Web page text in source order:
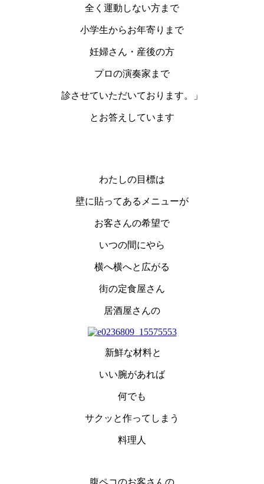
全く運動しない方まで
小学生からお年寄りまで
妊婦さん・産後の方
プロの演奏家まで
診させていただいております。」
とお答えしています
わたしの目標は
壁に貼ってあるメニューが
お客さんの希望で
いつの間にやら
横へ横へと広がる
街の定食屋さん
居酒屋さんの
新鮮な材料と
いい腕があれば
何でも
サクッと作ってしまう
料理人